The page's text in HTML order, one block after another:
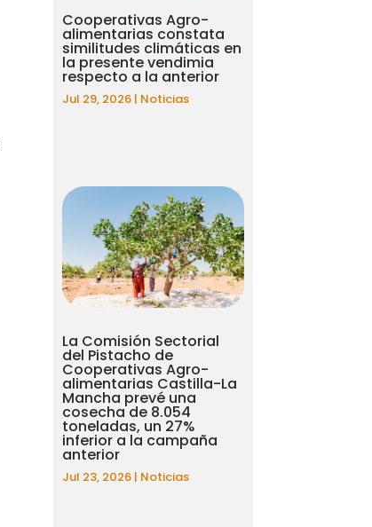
Cooperativas Agro-
alimentarias constata
similitudes climáticas en
la presente vendimia
respecto a la anterior
Jul 29, 2026 | Noticias
La Comisión Sectorial
del Pistacho de
Cooperativas Agro-
alimentarias Castilla-La
Mancha prevé una
cosecha de 8.054
toneladas, un 27%
inferior a la campaña
anterior
Jul 23, 2026 | Noticias